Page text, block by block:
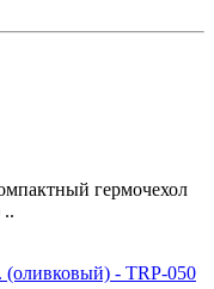
гермочехол
..